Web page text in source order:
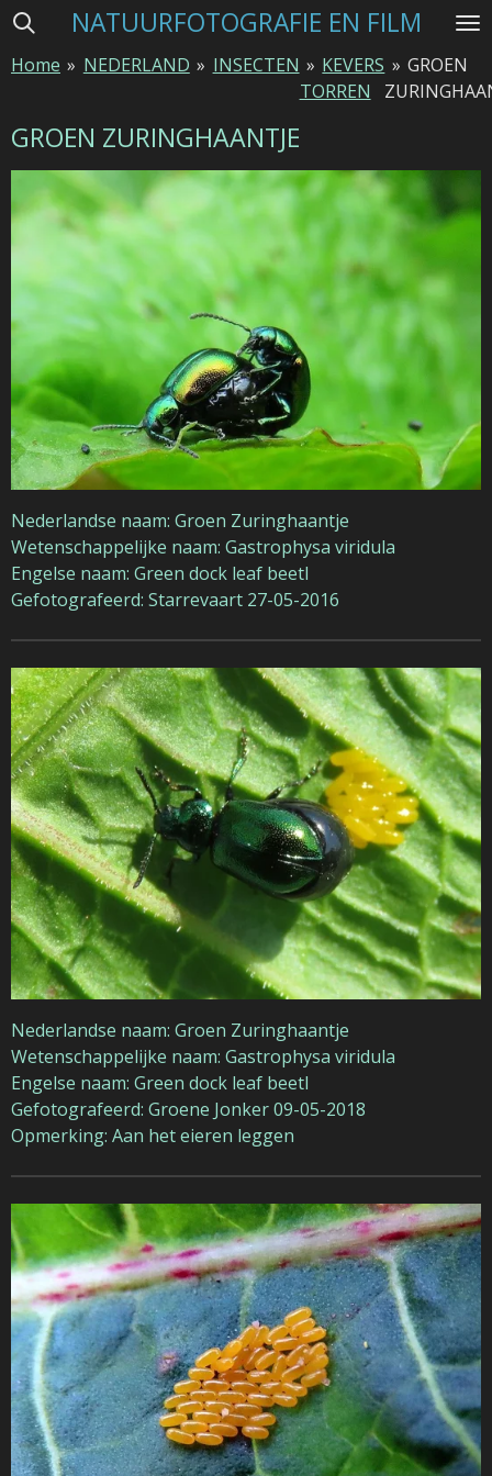
Ga
naar
hoofdinhoud
NATUURFOTOGRAFIE EN FILM
Home » NEDERLAND » INSECTEN » KEVERS
TORREN
» GROEN
GROEN ZURINGHAANTJE
Nederlandse naam: Groen Zuringhaantje
Wetenschappelijke naam: Gastrophysa viridula
Engelse naam: Green dock leaf beetl
Gefotografeerd: Starrevaart 27-05-2016
Nederlandse naam: Groen Zuringhaantje
Wetenschappelijke naam: Gastrophysa viridula
Engelse naam: Green dock leaf beetl
Gefotografeerd: Groene Jonker 09-05-2018
Opmerking: Aan het eieren leggen